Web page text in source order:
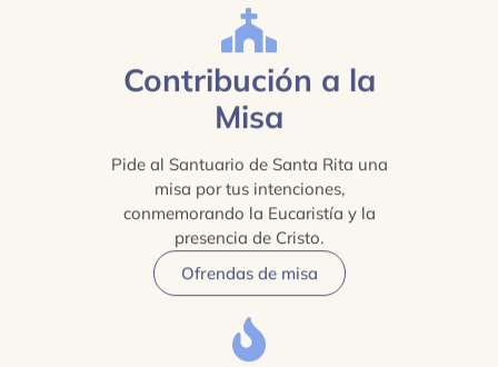
Contribución a la
Misa
Pide al Santuario de Santa Rita una
misa por tus intenciones,
conmemorando la Eucaristía y la
presencia de Cristo.
Ofrendas de misa